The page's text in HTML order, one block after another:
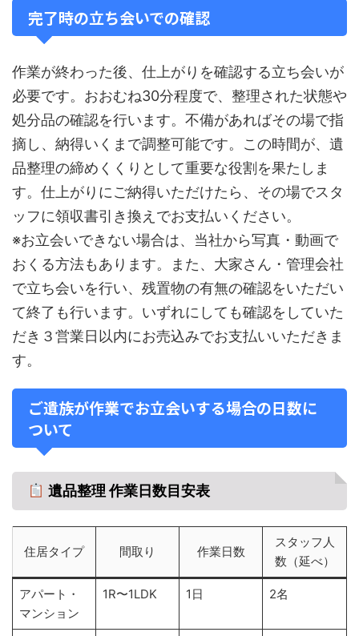
完了時の立ち会いでの確認
作業が終わった後、仕上がりを確認する立ち会いが
必要です。おおむね30分程度で、整理された状態や
処分品の確認を行います。不備があればその場で指
摘し、納得いくまで調整可能です。この時間が、遺
品整理の締めくくりとして重要な役割を果たしま
す。仕上がりにご納得いただけたら、その場でスタ
ッフに領収書引き換えでお支払いください。
※お立会いできない場合は、当社から写真・動画で
おくる方法もあります。また、大家さん・管理会社
で立ち会いを行い、残置物の有無の確認をいただい
て終了も行います。いずれにしても確認をしていた
だき３営業日以内にお売込みでお支払いいただきま
す。
ご遺族が作業でお立会いする場合の日数に
ついて
遺品整理 作業日数目安表
住居タイプ 間取り 作業日数
スタッフ人
数（延べ）
アパート・
マンション
1R〜1LDK 1日 2名